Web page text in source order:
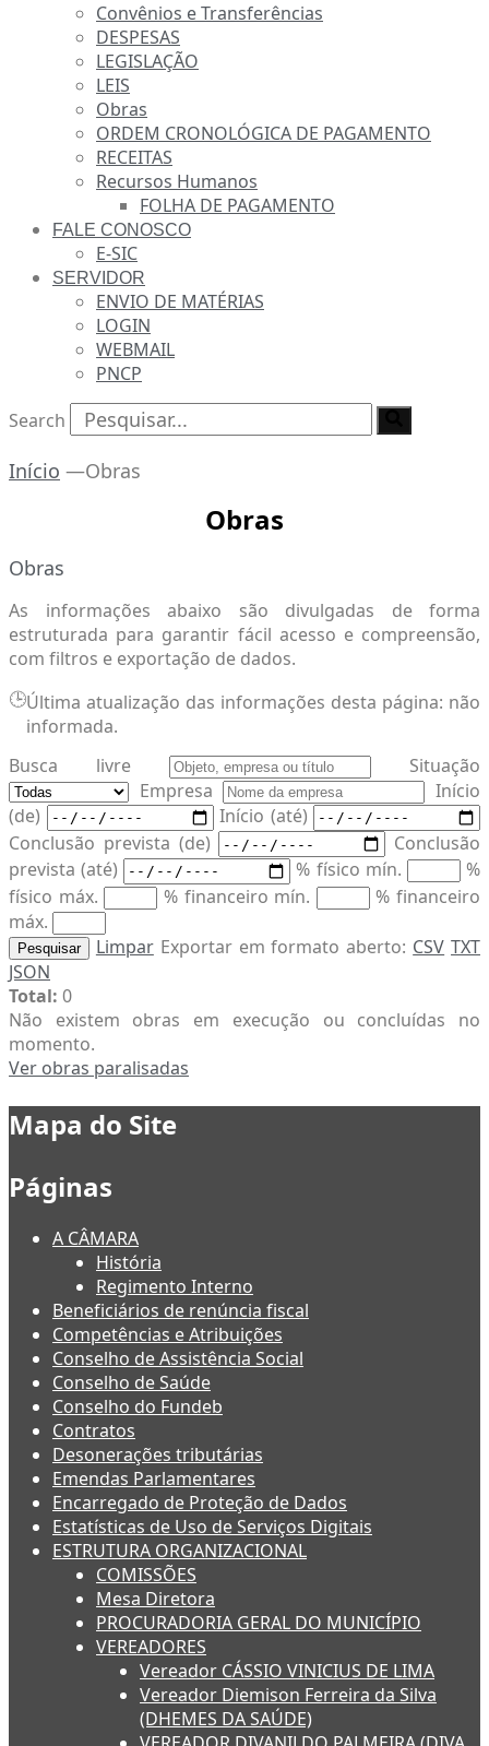
Convênios e Transferências
DESPESAS
LEGISLAÇÃO
LEIS
Obras
ORDEM CRONOLÓGICA DE PAGAMENTO
RECEITAS
Recursos Humanos
FOLHA DE PAGAMENTO
FALE CONOSCO
E-SIC
SERVIDOR
ENVIO DE MATÉRIAS
LOGIN
WEBMAIL
PNCP
Search
Início —Obras
Obras
Obras
As informações abaixo são divulgadas de forma
estruturada para garantir fácil acesso e compreensão,
com filtros e exportação de dados.
🕒Última atualização das informações desta página: não
informada.
Busca livre
Situação
Empresa
Início
(de)
Início (até)
Conclusão prevista (de)
Conclusão
prevista (até)
% físico mín.
%
físico máx.
% financeiro mín.
% financeiro
máx.
Pesquisar Limpar Exportar em formato aberto: CSV TXT
JSON
Total: 0
Não existem obras em execução ou concluídas no
momento.
Ver obras paralisadas
Mapa do Site
Páginas
A CÂMARA
História
Regimento Interno
Beneficiários de renúncia fiscal
Competências e Atribuições
Conselho de Assistência Social
Conselho de Saúde
Conselho do Fundeb
Contratos
Desonerações tributárias
Emendas Parlamentares
Encarregado de Proteção de Dados
Estatísticas de Uso de Serviços Digitais
ESTRUTURA ORGANIZACIONAL
COMISSÕES
Mesa Diretora
PROCURADORIA GERAL DO MUNICÍPIO
VEREADORES
Vereador CÁSSIO VINICIUS DE LIMA
Vereador Diemison Ferreira da Silva
(DHEMES DA SAÚDE)